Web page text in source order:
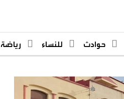
حوادث للنساء رياضة